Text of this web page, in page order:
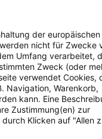
|
der europäischen
nicht für Zwecke
Umfang verarbeitet,
Zweck (oder
verwendet Cookies,
Navigation, Warenkorb,
kann. Eine
Zustimmung(en) zur
Klicken auf "Allen